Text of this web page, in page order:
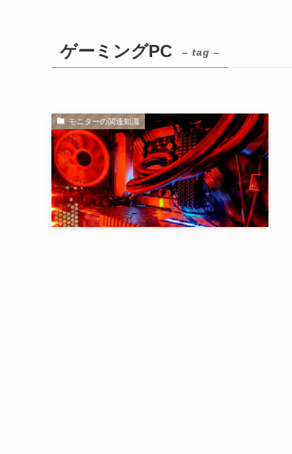
ゲーミングPC – tag –
モニターの関連知識